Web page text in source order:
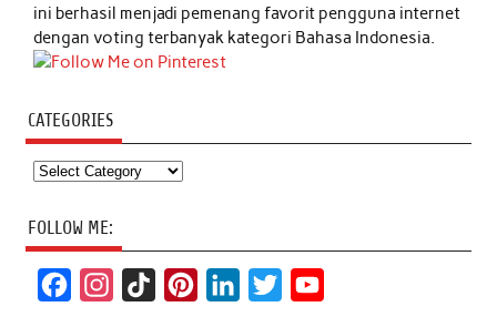
ini berhasil menjadi pemenang favorit pengguna internet
dengan voting terbanyak kategori Bahasa Indonesia.
CATEGORIES
Categories
FOLLOW ME: